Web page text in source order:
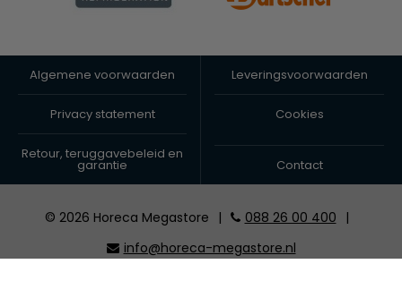
Algemene voorwaarden Leveringsvoorwaarden
Privacy statement Cookies
Retour, teruggavebeleid en
garantie Contact
© 2026 Horeca Megastore | 088 26 00 400
|
info@horeca-megastore.nl